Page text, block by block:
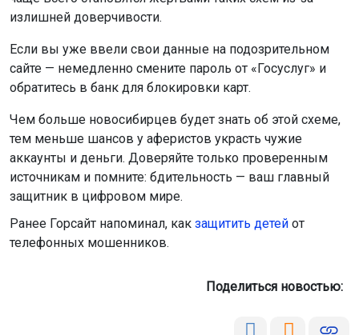
излишней доверчивости.
Если вы уже ввели свои данные на подозрительном
сайте — немедленно смените пароль от «Госуслуг» и
обратитесь в банк для блокировки карт.
Чем больше новосибирцев будет знать об этой схеме,
тем меньше шансов у аферистов украсть чужие
аккаунты и деньги. Доверяйте только проверенным
источникам и помните: бдительность — ваш главный
защитник в цифровом мире.
Ранее Горсайт напоминал, как защитить детей от
телефонных мошенников.
Поделиться новостью: